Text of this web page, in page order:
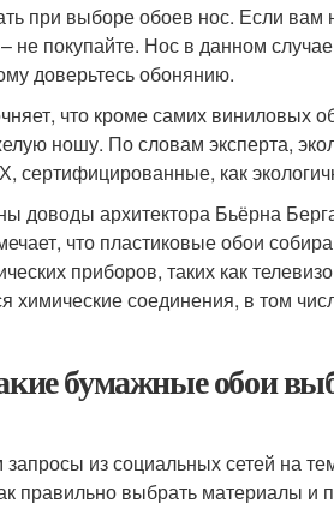
при выборе обоев нос. Если вам
не покупайте. Нос в данном
доверьтесь обонянию.
что кроме самих виниловых
ношу. По словам эксперта,
сертифицированные, как
доводы архитектора Бьёрна
что пластиковые обои
приборов, таких как
химические соединения, в том
бумажные обои
из социальных сетей на
правильно выбрать материалы и